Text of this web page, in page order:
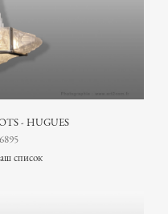
- HUGUES
список